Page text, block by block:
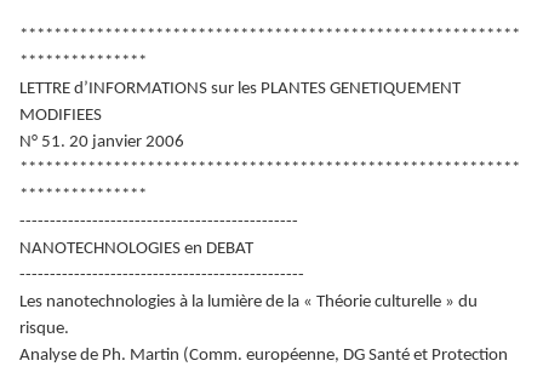
***********************************************************
***************
LETTRE d’INFORMATIONS sur les PLANTES GENETIQUEMENT
MODIFIEES
N° 51. 20 janvier 2006
***********************************************************
***************
----------------------------------------------
NANOTECHNOLOGIES en DEBAT
-----------------------------------------------
Les nanotechnologies à la lumière de la « Théorie culturelle » du
risque.
Analyse de Ph. Martin (Comm. européenne, DG Santé et Protection